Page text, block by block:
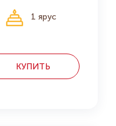
1 ярус
КУПИТЬ